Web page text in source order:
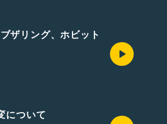
ザリング、ホビット
について